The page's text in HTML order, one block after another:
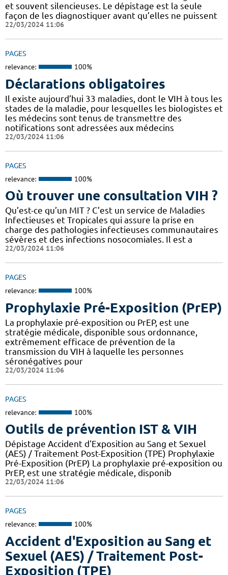
et souvent silencieuses. Le dépistage est la seule
façon de les diagnostiquer avant qu’elles ne puissent
22/03/2024 11:06
PAGES
relevance: 100%
Déclarations obligatoires
Il existe aujourd’hui 33 maladies, dont le VIH à tous les
stades de la maladie, pour lesquelles les biologistes et
les médecins sont tenus de transmettre des
notifications sont adressées aux médecins
22/03/2024 11:06
PAGES
relevance: 100%
Où trouver une consultation VIH ?
Qu’est-ce qu’un MIT ? C’est un service de Maladies
Infectieuses et Tropicales qui assure la prise en
charge des pathologies infectieuses communautaires
sévères et des infections nosocomiales. Il est a
22/03/2024 11:06
PAGES
relevance: 100%
Prophylaxie Pré-Exposition (PrEP)
La prophylaxie pré-exposition ou PrEP, est une
stratégie médicale, disponible sous ordonnance,
extrêmement efficace de prévention de la
transmission du VIH à laquelle les personnes
séronégatives pour
22/03/2024 11:06
PAGES
relevance: 100%
Outils de prévention IST & VIH
Dépistage Accident d'Exposition au Sang et Sexuel
(AES) / Traitement Post-Exposition (TPE) Prophylaxie
Pré-Exposition (PrEP) La prophylaxie pré-exposition ou
PrEP, est une stratégie médicale, disponib
22/03/2024 11:06
PAGES
relevance: 100%
Accident d'Exposition au Sang et
Sexuel (AES) / Traitement Post-
Exposition (TPE)